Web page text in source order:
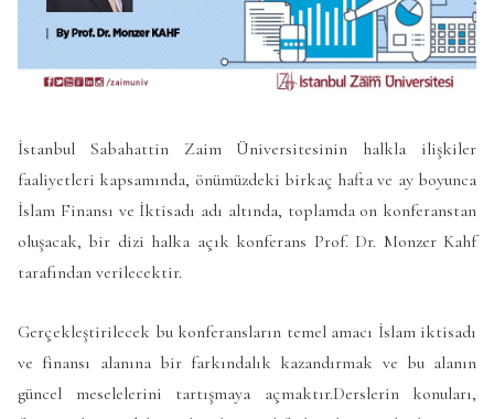
İstanbul Sabahattin Zaim Üniversitesinin halkla ilişkiler
faaliyetleri kapsamında, önümüzdeki birkaç hafta ve ay boyunca
İslam Finansı ve İktisadı adı altında, toplamda on konferanstan
oluşacak, bir dizi halka açık konferans Prof. Dr. Monzer Kahf
tarafından verilecektir.
Gerçekleştirilecek bu konferansların temel amacı İslam iktisadı
ve finansı alanına bir farkındalık kazandırmak ve bu alanın
güncel meselelerini tartışmaya açmaktır.Derslerin konuları,